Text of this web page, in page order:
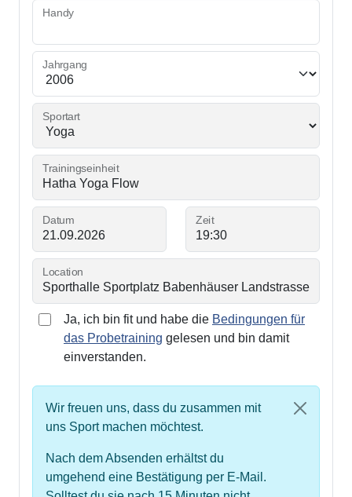
Handy
Jahrgang
Sportart
Trainingseinheit
Datum Zeit
Location
Ja, ich bin fit und habe die Bedingungen für
das Probetraining gelesen und bin damit
einverstanden.
Wir freuen uns, dass du zusammen mit
uns Sport machen möchtest.
Nach dem Absenden erhältst du
umgehend eine Bestätigung per E-Mail.